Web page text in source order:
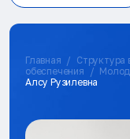
Главная Структура
обеспечения
Алсу Рузилевна